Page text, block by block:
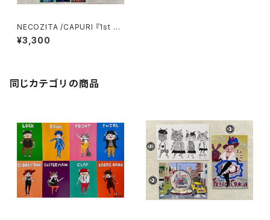
NECOZITA /CAPURI 『1st si
ngle』
¥3,300
同じカテゴリの商品